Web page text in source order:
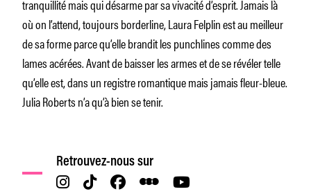
tranquillité mais qui désarme par sa vivacité d’esprit. Jamais là
où on l’attend, toujours borderline, Laura Felplin est au meilleur
de sa forme parce qu’elle brandit les punchlines comme des
lames acérées. Avant de baisser les armes et de se révéler telle
qu’elle est, dans un registre romantique mais jamais fleur-bleue.
Julia Roberts n’a qu’à bien se tenir.
Retrouvez-nous sur